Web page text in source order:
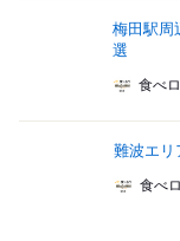
梅田駅周
選
食べ
難波エリ
食べ